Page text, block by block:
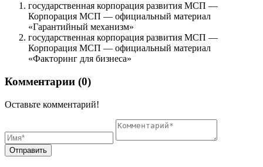
государственная корпорация развития МСП —
Корпорация МСП — официальный материал
«Гарантийный механизм»
государственная корпорация развития МСП —
Корпорация МСП — официальный материал
«Факторинг для бизнеса»
Комментарии (0)
Оставьте комментарий!
Отправить